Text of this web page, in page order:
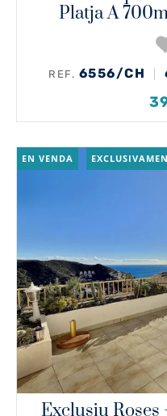
Platja A
REF. 6556/CH
EN VENDA
Exclusiu Roses